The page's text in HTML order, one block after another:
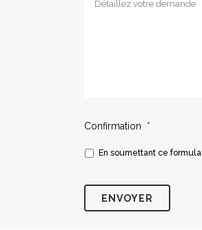
Confirmation *
En soumettant ce
anti-
robots